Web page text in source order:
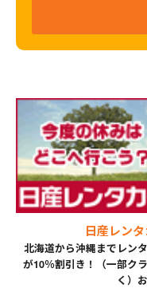
日産レン
北海道から沖縄までレン
が10％割引き！（一部ク
く）